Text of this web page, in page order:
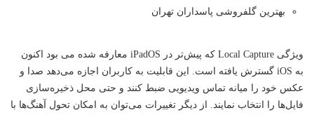
بهترین گلفروشی پاسداران تهران
ویژگی Local Capture که پیش‌تر در iPadOS معارفه شده می بود اکنون
به iOS گسترش یافته است. این قابلیت به کاربران اجازه می‌دهد صدا و
عکس خود را میانه تماس ویدیویی ضبط کنند و حتی محل ذخیره‌سازی
فایل‌ها را انتخاب نمایند. از دیگر تغییرات می‌توان به امکان تحول آهنگ‌ها با